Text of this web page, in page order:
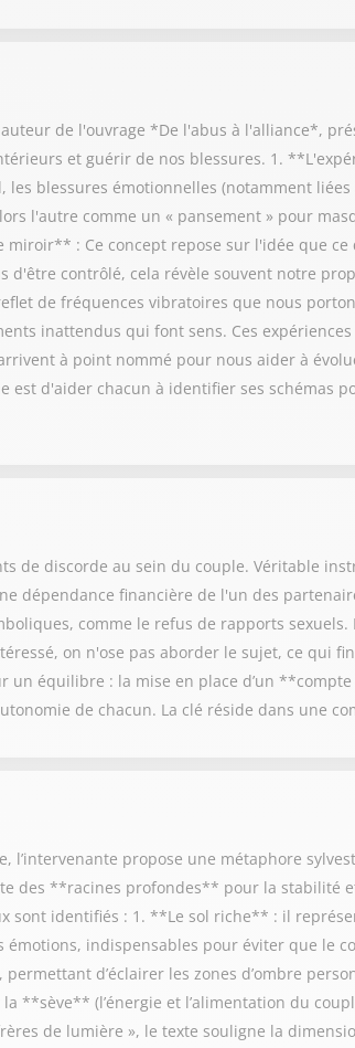
de l'ouvrage *De l'abus à l'alliance*,
et guérir de nos blessures. 1.
blessures émotionnelles (notamment
l'autre comme un « pansement » pour
: Ce concept repose sur l'idée que
d'être contrôlé, cela révèle souvent notre
de fréquences vibratoires que nous
inattendus qui font sens. Ces
à point nommé pour nous aider à
est d'aider chacun à identifier ses schémas
de discorde au sein du couple. Véritable
dépendance financière de l'un des
comme le refus de rapports sexuels.
on n'ose pas aborder le sujet, ce qui
un équilibre : la mise en place d’un
de chacun. La clé réside dans une
l’intervenante propose une métaphore
des **racines profondes** pour la
sont identifiés : 1. **Le sol riche** : il
émotions, indispensables pour éviter que le
d’éclairer les zones d’ombre
**sève** (l’énergie et l’alimentation du
de lumière », le texte souligne la